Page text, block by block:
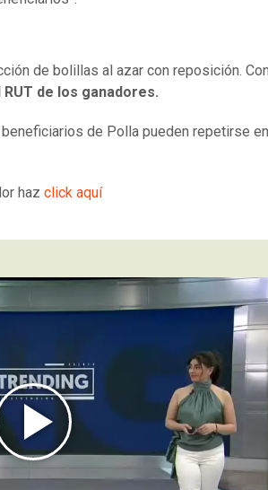
de bolillas al azar con reposición. Con
de los ganadores.
de Polla pueden repetirse en
haz click aquí